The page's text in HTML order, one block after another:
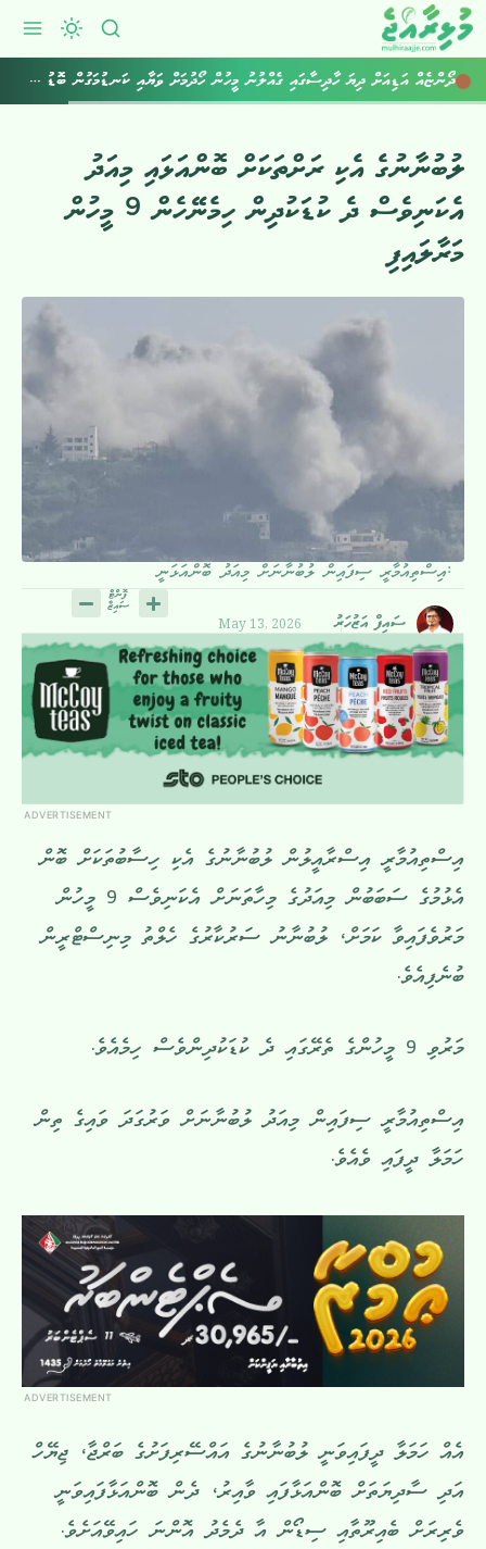
ދޯންޏެއް އަޑިއަށް ދިޔަ ހާދިސާގައި ގެއްލުނު މީހުން ހޯދުމަށް ވަޔާއި ކަނޑުމަގުން ބޮޑު ސަރަޙައްދެއް ބަލައިފި
ލުބުނާނުގެ އެކި ރަށްތަކަށް ބޮންއަޅައި މިއަދު
އެކަނިވެސް ދެ ކުޑަކުދިން ހިމެނޭހެން 9 މީހުން
މަރާލައިފި
އިސްތިއުމާރީ ސިފައިން ލުބުނާނަށް މިއަދު ބޮންއަޅަނީ:
ސައިފް އަޒުހަރު May 13, 2026
ADVERTISEMENT
އިސްތިއުމާރީ އިސްރާއީލުން ލުބުނާނުގެ އެކި ހިސާބުތަކަށް ބޮން
އެޅުމުގެ ސަބަބުން މިއަދުގެ މިހާތަނަށް އެކަނިވެސް 9 މީހުން
މަރުވެފައިވާ ކަމަށް، ލުބުނާނު ސަރުކާރުގެ ހެލްތު މިނިސްޓްރީން
ބުނެފިއެވެ.
މަރުވި 9 މީހުންގެ ތެރޭގައި ދެ ކުޑަކުދިންވެސް ހިމެއެވެ.
އިސްތިއުމާރީ ސިފައިން މިއަދު ލުބުނާނަށް ވަރުގަދަ ވައިގެ ތިން
ހަމަލާ ދީފައި ވެއެވެ.
ADVERTISEMENT
އެއް ހަމަލާ ދީފައިވަނީ ލުބުނާނުގެ އައްސޭރިފަށުގެ ބަރްޖާ، ޖިޔޭހް
އަދި ސާދިޔަތަށް ބޮންއަޅާފައި ވާއިރު، ދެން ބޮންއަޅާފައިވަނީ
ވެރިރަށް ބެއިރޫތާއި ސިޑޯން އާ ދެމެދު އޮންނަ ހައިވޭއަށެވެ.